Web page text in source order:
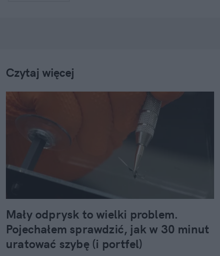
Czytaj więcej
Mały odprysk to wielki problem.
Pojechałem sprawdzić, jak w 30 minut
uratować szybę (i portfel)